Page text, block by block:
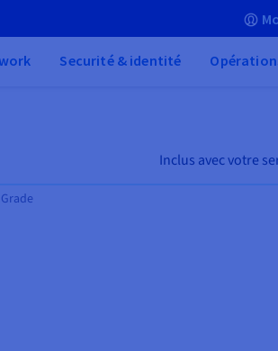
Securité & identité
Inclus avec votre